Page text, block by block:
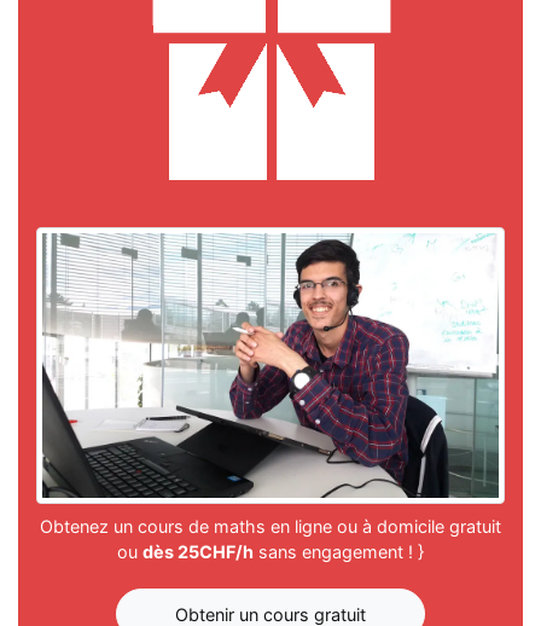
Obtenez un cours de maths en ligne ou à domicile gratuit
ou dès 25CHF/h sans engagement ! }
Obtenir un cours gratuit